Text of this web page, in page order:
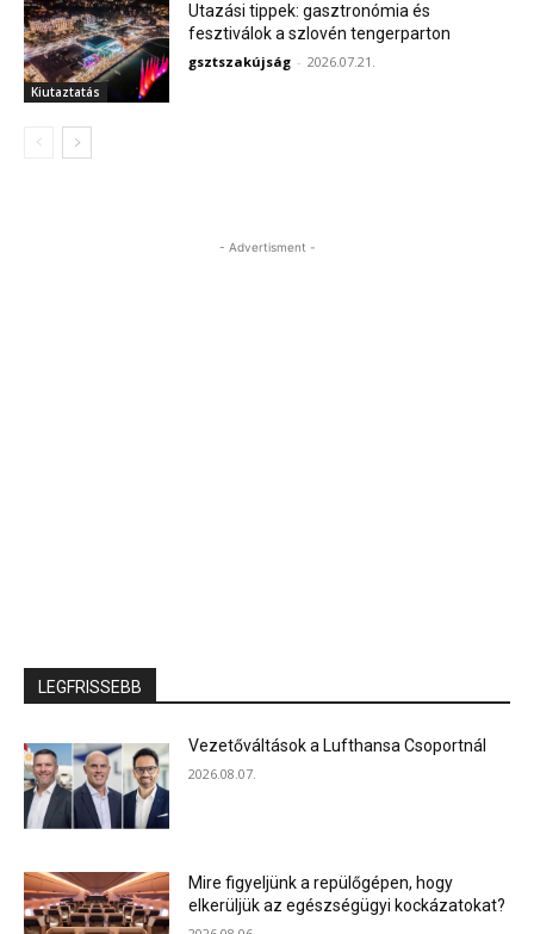
Kiutaztatás
Utazási tippek: gasztronómia és
fesztiválok a szlovén tengerparton
gsztszakújság - 2026.07.21.
- Advertisment -
LEGFRISSEBB
Vezetőváltások a Lufthansa Csoportnál
2026.08.07.
Mire figyeljünk a repülőgépen, hogy
elkerüljük az egészségügyi kockázatokat?